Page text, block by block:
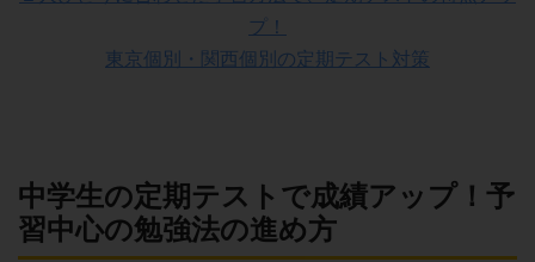
プ！
東京個別・関西個別の定期テスト対策
中学生の定期テストで成績アップ！予
習中心の勉強法の進め方